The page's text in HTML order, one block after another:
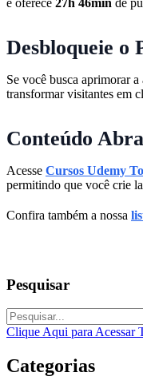
Desbloqueie o
Se você busca aprimorar
transformar visitantes em
Conteúdo
Acesse Cursos Udemy
permitindo que você crie
Confira também a nossa
Pesquisar
Clique Aqui para Acessar
Categorias